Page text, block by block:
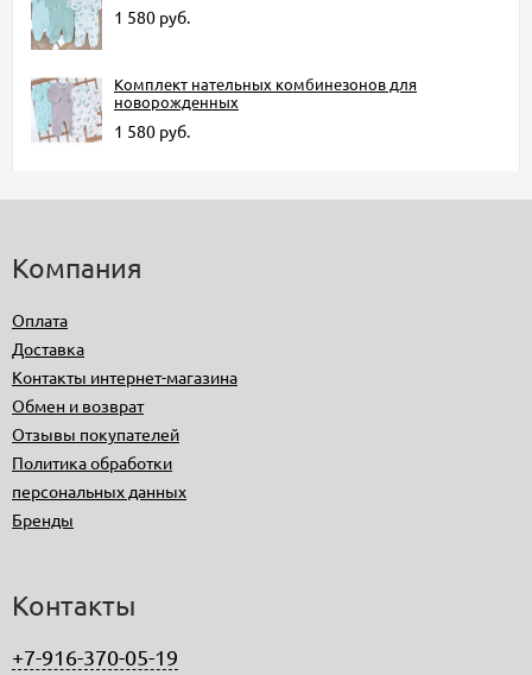
1 580 руб.
Комплект нательных комбинезонов для
новорожденных
1 580 руб.
Компания
Оплата
Доставка
Контакты интернет-магазина
Обмен и возврат
Отзывы покупателей
Политика обработки
персональных данных
Бренды
Контакты
+7-916-370-05-19